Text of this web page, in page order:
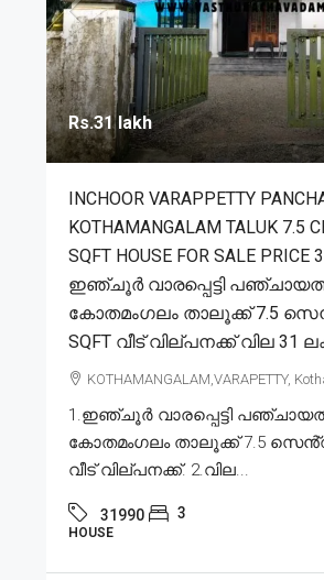
Rs.31 lakh
INCHOOR VARAPPETTY
KOTHAMANGALAM TALUK 7.5
SQFT HOUSE FOR SALE PRICE
ഇഞ്ചൂർ വാരപ്പെട്ടി
കോതമംഗലം താലൂക്ക് 7.5
SQFT വീട് വില്പനക്ക് വില 31
KOTHAMANGALAM,VARAPETTY,
1.ഇഞ്ചൂർ വാരപ്പെട്ടി
കോതമംഗലം താലൂക്ക് 7.5 സെൻ്റ്
വീട് വില്പനക്ക്. 2.വില...
31990 3
HOUSE